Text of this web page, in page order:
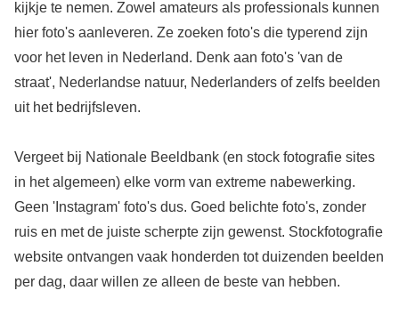
kijkje te nemen. Zowel amateurs als professionals kunnen
hier foto's aanleveren. Ze zoeken foto's die typerend zijn
voor het leven in Nederland. Denk aan foto's 'van de
straat', Nederlandse natuur, Nederlanders of zelfs beelden
uit het bedrijfsleven.
Vergeet bij Nationale Beeldbank (en stock fotografie sites
in het algemeen) elke vorm van extreme nabewerking.
Geen 'Instagram' foto's dus. Goed belichte foto's, zonder
ruis en met de juiste scherpte zijn gewenst. Stockfotografie
website ontvangen vaak honderden tot duizenden beelden
per dag, daar willen ze alleen de beste van hebben.